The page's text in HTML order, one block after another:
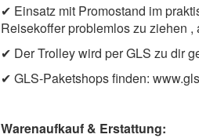
✔ Einsatz mit Promostand im
Reisekoffer problemlos zu ziehen
✔ Der Trolley wird per GLS zu dir
✔ GLS-Paketshops finden:
Warenaufkauf & Erstattung: